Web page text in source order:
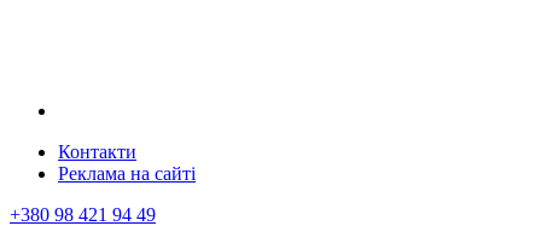
Контакти
Реклама на сайтi
+380 98 421 94 49